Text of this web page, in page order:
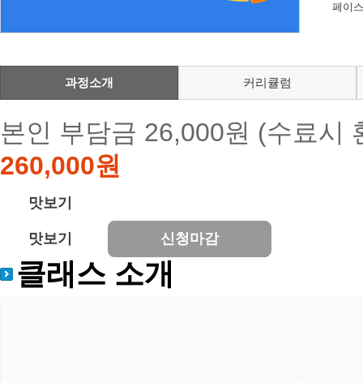
페이
과정소개 커리큘럼
본인 부담금 26,000원 (수료시
260,000원
맛보기
맛보기 신청마감
클래스 소개